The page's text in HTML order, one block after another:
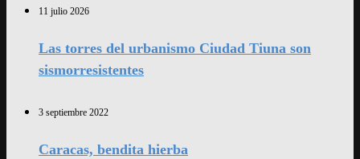
11 julio 2026
Las torres del urbanismo Ciudad Tiuna son
sismorresistentes
3 septiembre 2022
Caracas, bendita hierba